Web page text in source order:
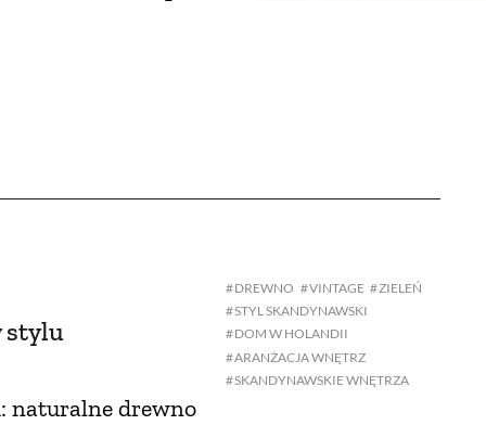
stylu
naturalne drewno
DREWNO VINTAGE
ZIELEŃ
STYL SKANDYNAWSKI
DOM W HOLANDII
ARANŻACJA WNĘTRZ
SKANDYNAWSKIE WNĘTRZA